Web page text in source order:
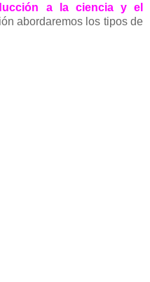
a la ciencia y el
abordaremos los tipos de